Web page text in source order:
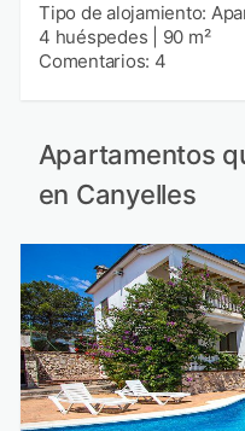
Tipo de alojamiento:
4 huéspedes
90 m²
Comentarios: 4
Apartamentos
en Canyelles